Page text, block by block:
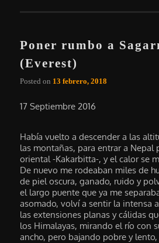
Poner rumbo a
(Everest)
Posted on 13 febrero, 2018
17 Septiembre 2016
Había vuelto a descender a las
las montañas, para entrar a Nepal
oriental -Kakarbitta-, y el calor se
De nuevo me rodeaban miles de
de piel oscura, ganado, ruido y
el largo puente que ya me
asomado, volví a sentir la intensa
las extensiones planas y cálidas
los Himalayas, mirando el río con
ancho, pero bajando pobre y lento,